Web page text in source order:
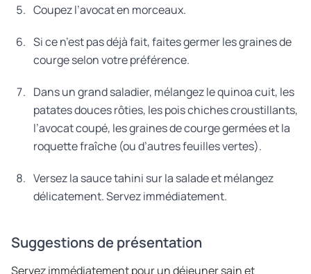
Coupez l’avocat en morceaux.
Si ce n’est pas déjà fait, faites germer les graines de
courge selon votre préférence.
Dans un grand saladier, mélangez le quinoa cuit, les
patates douces rôties, les pois chiches croustillants,
l’avocat coupé, les graines de courge germées et la
roquette fraîche (ou d’autres feuilles vertes).
Versez la sauce tahini sur la salade et mélangez
délicatement. Servez immédiatement.
Suggestions de présentation
Servez immédiatement pour un déjeuner sain et